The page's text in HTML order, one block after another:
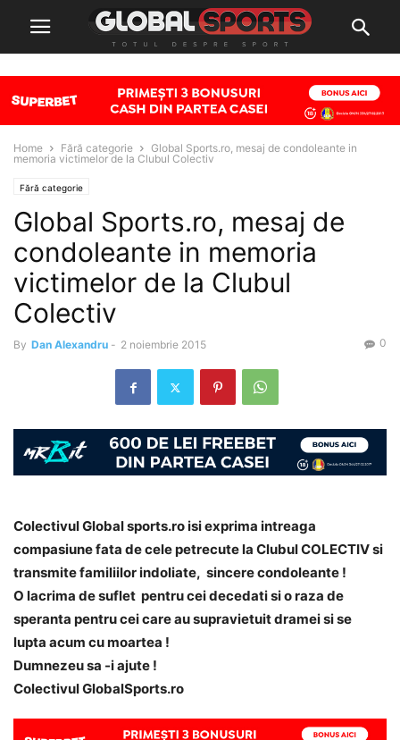
Home Fără categorie
Global Sports.ro, mesaj de condoleante in
memoria victimelor de la Clubul Colectiv
Fără categorie
Global Sports.ro, mesaj de
condoleante in memoria
victimelor de la Clubul
Colectiv
By Dan Alexandru - 2 noiembrie 2015 0
Colectivul Global sports.ro isi exprima intreaga
compasiune fata de cele petrecute la Clubul COLECTIV si
transmite familiilor indoliate, sincere condoleante !
O lacrima de suflet pentru cei decedati si o raza de
speranta pentru cei care au supravietuit dramei si se
lupta acum cu moartea !
Dumnezeu sa -i ajute !
Colectivul GlobalSports.ro